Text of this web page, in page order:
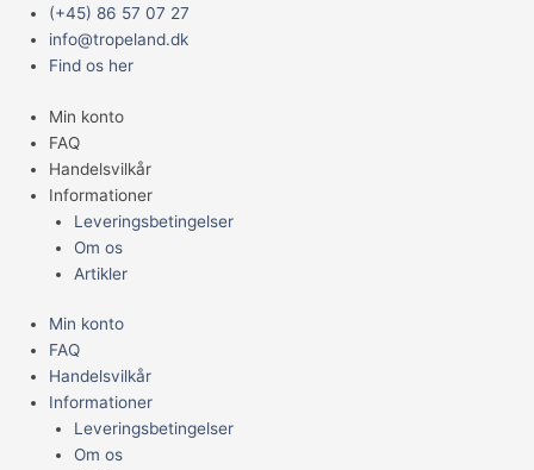
indholdet
(+45) 86 57 07 27
info@tropeland.dk
Find os her
Min konto
FAQ
Handelsvilkår
Informationer
Leveringsbetingelser
Om os
Artikler
Min konto
FAQ
Handelsvilkår
Informationer
Leveringsbetingelser
Om os
Main
Menu
EXOTERRA
BØFFEL
KRANIE,
24X14X9
CM
antal